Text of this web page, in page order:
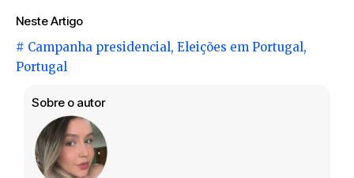
Neste Artigo
# Campanha presidencial, Eleições em Portugal,
Portugal
Sobre o autor